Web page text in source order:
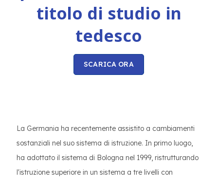
titolo di studio in
tedesco
SCARICA ORA
La Germania ha recentemente assistito a cambiamenti
sostanziali nel suo sistema di istruzione. In primo luogo,
ha adottato il sistema di Bologna nel 1999, ristrutturando
l'istruzione superiore in un sistema a tre livelli con